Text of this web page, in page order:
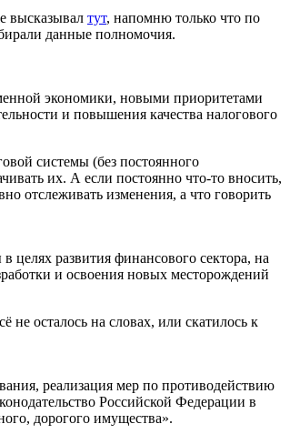
высказывал тут, напомню только что по
данные полномочия.
экономики, новыми приоритетами
и повышения качества налогового
системы (без постоянного
их. А если постоянно что-то вносить,
отслеживать изменения, а что говорить
развития финансового сектора, на
и освоения новых месторождений
не осталось на словах, или скатилось к
реализация мер по противодействию
Российской Федерации в
дорогого имущества».